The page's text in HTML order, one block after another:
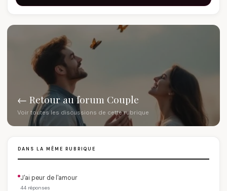
← Retour au forum Couple
Voir toutes les discussions de cette rubrique
DANS LA MÊME RUBRIQUE
J'ai peur de l'amour
44 réponses